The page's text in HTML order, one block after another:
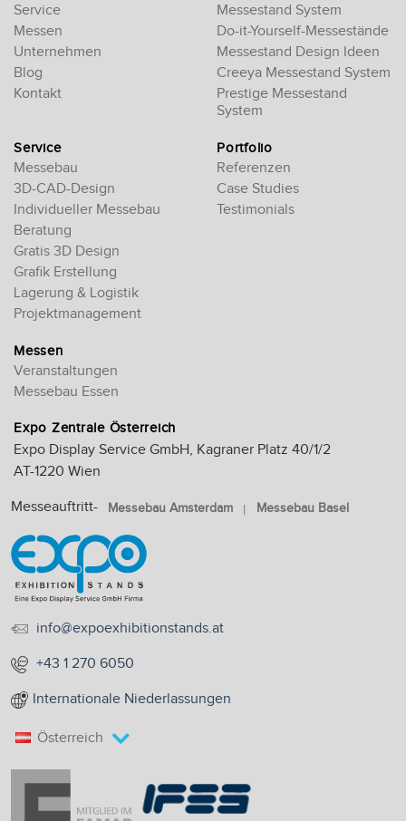
Service
Messen
Unternehmen
Blog
Kontakt
Messestand System
Do-it-Yourself-Messestände
Messestand Design Ideen
Creeya Messestand System
Prestige Messestand
System
Service
Messebau
3D-CAD-Design
Individueller Messebau
Beratung
Gratis 3D Design
Grafik Erstellung
Lagerung & Logistik
Projektmanagement
Portfolio
Referenzen
Case Studies
Testimonials
Messen
Veranstaltungen
Messebau Essen
Expo Zentrale Österreich
Expo Display Service GmbH, Kagraner Platz 40/1/2
AT-1220 Wien
Messeauftritt- Messebau Amsterdam Messebau Basel
info@expoexhibitionstands.at
+43 1 270 6050
Internationale Niederlassungen
Österreich